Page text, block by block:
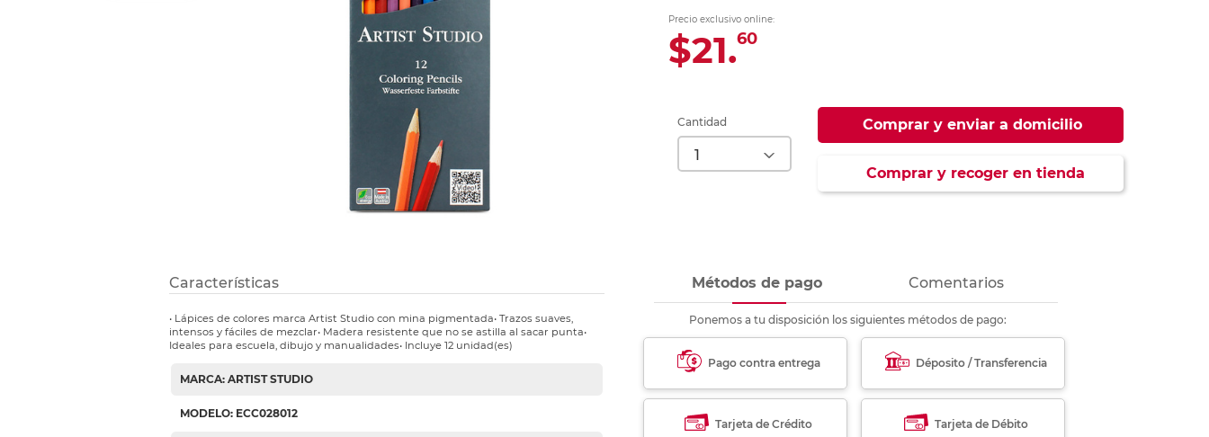
Ver más
Refuerzos para carpeta
Ver más
Ver más
Precio exclusivo online:
$21.60
Cantidad Comprar y enviar a domicilio
Comprar y recoger en tienda
Características
• Lápices de colores marca Artist Studio con mina pigmentada• Trazos suaves,
intensos y fáciles de mezclar• Madera resistente que no se astilla al sacar punta•
Ideales para escuela, dibujo y manualidades• Incluye 12 unidad(es)
MARCA: ARTIST STUDIO
MODELO: ECC028012
Métodos de pago Comentarios
Ponemos a tu disposición los siguientes métodos de pago:
Pago contra entrega Déposito / Transferencia
Tarjeta de Crédito Tarjeta de Débito